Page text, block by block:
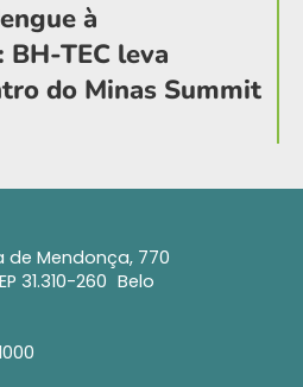
à
TEC leva
do Minas Summit
de Mendonça, 770
31.310-260 Belo